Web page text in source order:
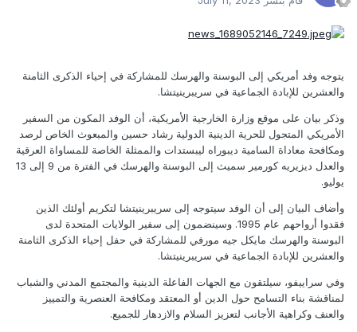
يتوجه وفد أمريكي إلى البوسنة والهرسك للمشاركة في إحياء الذكرى الثامنة
والعشرين للإبادة الجماعية في سريبرينيتشا.
وذكر بيان على موقع وزارة الخارجية الأمريكية، أن الوفد المكون من السفير
الأمريكي المتجول للحرية الدينية الدولية رشاد حسين والمبعوث الخاص لرصد
ومكافحة معاداة السامية ديبوراه ليبستدات والممثلة الخاصة للمساواة العرقية
والعدل ديزيريه كورمير سميث إلى البوسنة والهرسك في الفترة من 9 إلى 13
يوليو.
وأضاف البيان إلى أن الوفد سيتوجه إلى سريبرينيتشا لتكريم أولئك الذين
فقدوا أرواحهم عام 1995. وسينضمون إلى سفير الولايات المتحدة لدى
البوسنة والهرسك مايكل جيه مورفي للمشاركة في حفل إحياء الذكرى الثامنة
والعشرين للإبادة الجماعية في سريبرينيتشا.
وفي سراييفو، سيلتقون مع الجهات الفاعلة الدينية والمجتمع المدني والشباب
لمناقشة بناء التسامح حول الدين أو المعتقد ومكافحة العنصرية والتمييز
والعنف وكراهية الأجانب لتعزيز السلام والازدهار للجميع.